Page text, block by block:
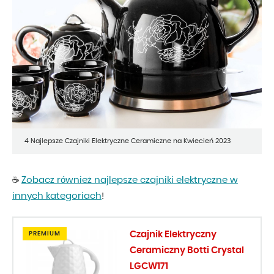
4 Najlepsze Czajniki Elektryczne Ceramiczne na Kwiecień 2023
☕ Zobacz również najlepsze czajniki elektryczne w
innych kategoriach!
Czajnik Elektryczny
Ceramiczny Botti Crystal
LGCW171
PREMIUM